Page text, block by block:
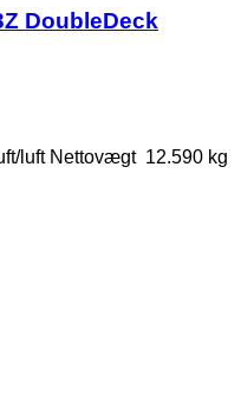
DoubleDeck
luft Nettovægt 12.590 kg